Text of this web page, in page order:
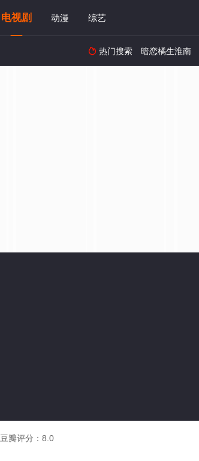
电视剧 动漫 综艺
 热门搜索 暗恋橘生淮南
豆瓣评分： 8.0